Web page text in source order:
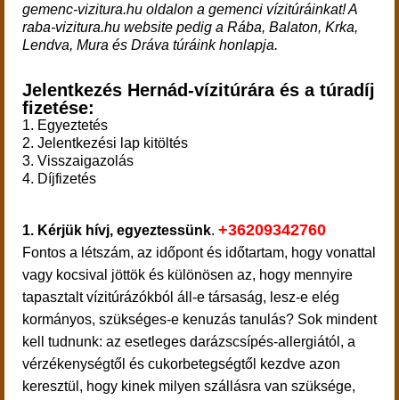
gemenc-vizitura.hu oldalon a gemenci vízitúráinkat! A
raba-vizitura.hu website pedig a Rába, Balaton, Krka,
Lendva, Mura és Dráva túráink honlapja.
Jelentkezés Hernád-vízitúrára és a túradíj
fizetése:
1. Egyeztetés
2. Jelentkezési lap kitöltés
3. Visszaigazolás
4. Díjfizetés
1. Kérjük hívj, egyeztessünk. +36209342760
Fontos a létszám, az időpont és időtartam, hogy vonattal
vagy kocsival jöttök és különösen az, hogy mennyire
tapasztalt vízitúrázókból áll-e társaság, lesz-e elég
kormányos, szükséges-e kenuzás tanulás? Sok mindent
kell tudnunk: az esetleges darázscsípés-allergiától, a
vérzékenységtől és cukorbetegségtől kezdve azon
keresztül, hogy kinek milyen szállásra van szüksége,